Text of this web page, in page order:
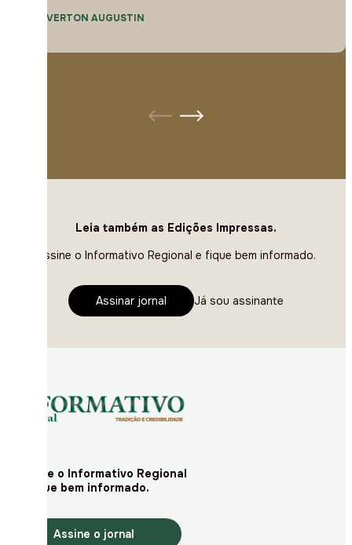
— EVERTON AUGUSTIN
Leia também as Edições Impressas.
Assine o Informativo Regional e fique bem informado.
Assinar jornal Já sou assinante
Assine o Informativo Regional
e fique bem informado.
Assine o jornal